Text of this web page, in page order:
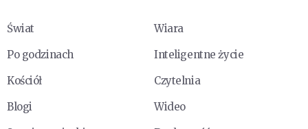
Świat
Wiara
Po godzinach
Inteligentne życie
Kościół
Czytelnia
Blogi
Wideo